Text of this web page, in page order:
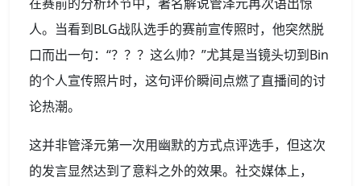
人。当看到BLG战队选手的赛前宣传照时，他突然脱
口而出一句：“？？？这么帅？”尤其是当镜头切到Bin
的个人宣传照片时，这句评价瞬间点燃了直播间的讨
论热潮。
这并非管泽元第一次用幽默的方式点评选手，但这次
的发言显然达到了意料之外的效果。社交媒体上，